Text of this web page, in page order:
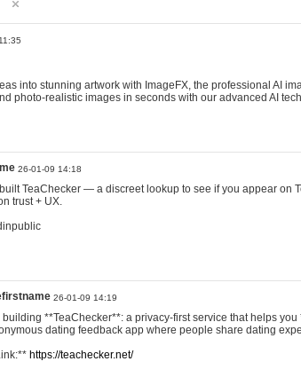
into stunning artwork with ImageFX, the professional AI
photo-realistic images in seconds with our advanced AI
26-01-09 14:18
TeaChecker — a discreet lookup to see if you appear on
trust + UX.
26-01-09 14:19
building **TeaChecker**: a privacy-first service that helps
dating feedback app where people share dating
https://teachecker.net/